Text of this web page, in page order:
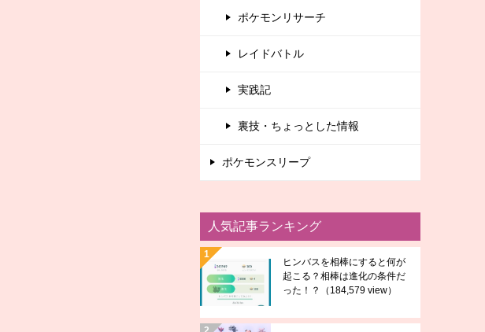
ポケモンリサーチ
レイドバトル
実践記
裏技・ちょっとした情報
ポケモンスリープ
人気記事ランキング
ヒンバスを相棒にすると何が
起こる？相棒は進化の条件だ
った！？
（184,579 view）